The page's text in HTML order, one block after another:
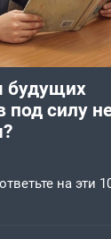
будущих
под силу
на эти